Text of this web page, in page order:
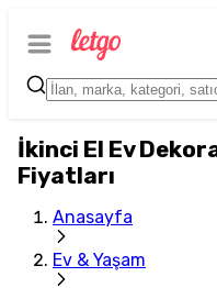
İkinci El Ev
Fiyatları
Anasayfa
Ev & Yaşam